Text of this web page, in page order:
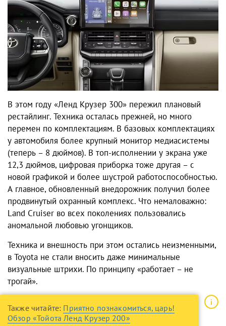
В этом году «Ленд Крузер 300» пережил плановый
рестайлинг. Техника осталась прежней, но много
перемен по комплектациям. В базовых комплектациях
у автомобиля более крупный монитор медиасистемы
(теперь – 8 дюймов). В топ-исполнении у экрана уже
12,3 дюймов, цифровая приборка тоже другая – с
новой графикой и более шустрой работоспособностью.
А главное, обновленный внедорожник получил более
продвинутый охранный комплекс. Что немаловажно:
Land Cruiser во всех поколениях пользовались
аномальной любовью угонщиков.
Техника и внешность при этом остались неизменными,
в Toyota не стали вносить даже минимальные
визуальные штрихи. По принципу «работает – не
трогай».
Также читайте: Приятно познакомиться, царь!
Обзор «Тойота Ленд Крузер 200»